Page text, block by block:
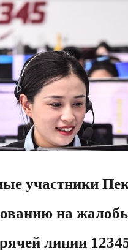
участники
на
линии